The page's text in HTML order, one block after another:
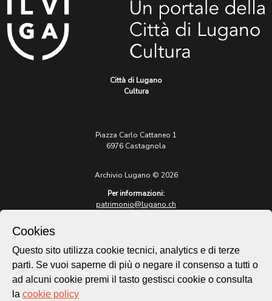
Città di Lugano
Cultura
Piazza Carlo Cattaneo 1
6976 Castagnola
Archivio Lugano © 2026
Per informazioni:
patrimonio@lugano.ch
lugano.ch
Cookie policy
Cookies
Questo sito utilizza cookie tecnici, analytics e di terze
parti. Se vuoi saperne di più o negare il consenso a tutti o
ad alcuni cookie premi il tasto gestisci cookie o consulta
la cookie policy